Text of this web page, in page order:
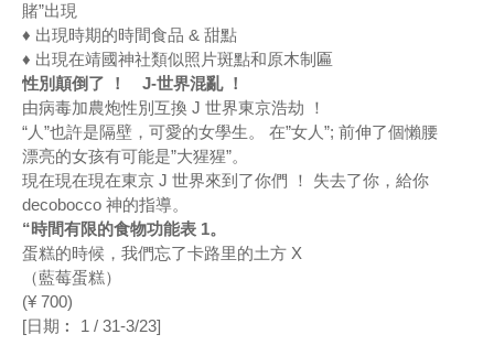
賭”出現
♦ 出現時期的時間食品 & 甜點
♦ 出現在靖國神社類似照片斑點和原木制匾
性別顛倒了 ！ J-世界混亂 ！
由病毒加農炮性別互換 J 世界東京浩劫 ！
“人”也許是隔壁，可愛的女學生。 在”女人”; 前伸了個懶腰
漂亮的女孩有可能是”大猩猩”。
現在現在現在東京 J 世界來到了你們 ！ 失去了你，給你
decobocco 神的指導。
“時間有限的食物功能表 1。
蛋糕的時候，我們忘了卡路里的土方 X
（藍莓蛋糕）
(¥ 700)
[日期︰ 1 / 31-3/23]